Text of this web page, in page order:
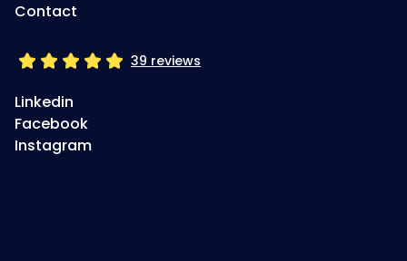
Contact
39 reviews
Linkedin
Facebook
Instagram